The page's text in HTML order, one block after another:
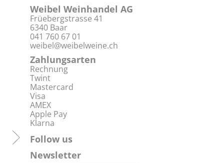
Weibel Weinhandel AG
Früebergstrasse 41
6340 Baar
041 760 67 01
weibel@weibelweine.ch
Zahlungsarten
Rechnung
Twint
Mastercard
Visa
AMEX
Apple Pay
Klarna
Follow us
Newsletter